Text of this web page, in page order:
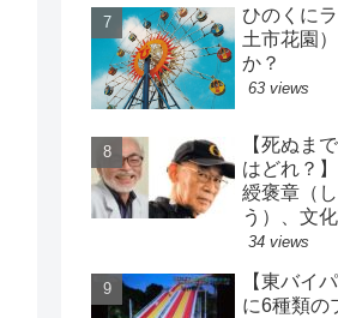
ルサ安部
ひのくに
土市花園
か？
63 views
【死ぬま
はどれ？
綬褒章（
う）、文
者、芸術
34 views
【東バイ
に6種類の